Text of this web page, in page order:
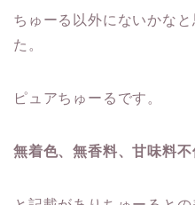
ちゅーる以外にないかな
た。
ピュアちゅーるです。
無着色、無香料、甘味料不